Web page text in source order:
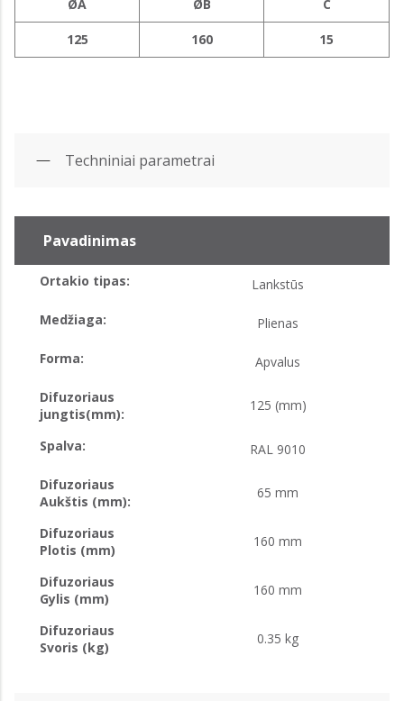
ØA ØB C
125 160 15
Techniniai parametrai
Pavadinimas
Ortakio tipas: Lankstūs
Medžiaga: Plienas
Forma: Apvalus
Difuzoriaus
jungtis(mm):
125 (mm)
Spalva: RAL 9010
Difuzoriaus
Aukštis (mm):
65 mm
Difuzoriaus
Plotis (mm)
160 mm
Difuzoriaus
Gylis (mm)
160 mm
Difuzoriaus
Svoris (kg)
0.35 kg